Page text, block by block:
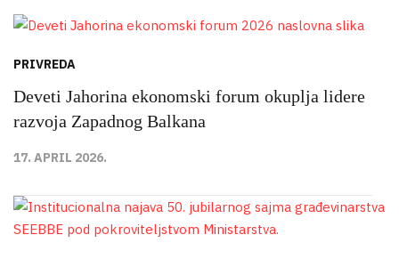
PRIVREDA
Deveti Jahorina ekonomski forum okuplja lidere
razvoja Zapadnog Balkana
17. APRIL 2026.